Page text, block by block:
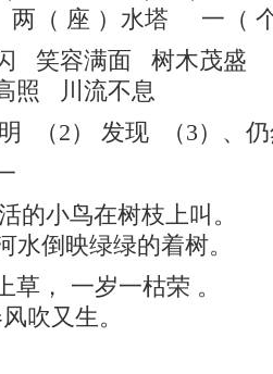
两（ 座 ）水塔 一（
笑容满面 树木茂盛
照 川流不息
（2） 发现 （3）、
的小鸟在树枝上叫。
倒映绿绿的着树。
， 一岁一枯荣 。
吹又生。